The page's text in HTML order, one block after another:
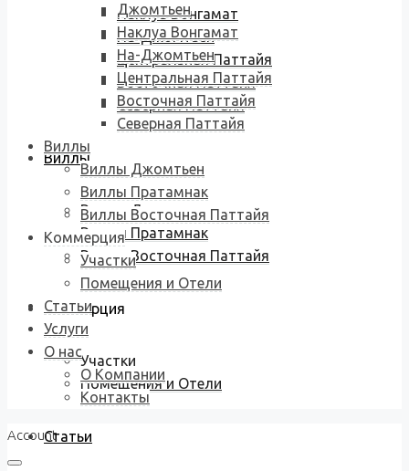
Наклуа Вонгамат
На-Джомтьен
Центральная Паттайя
Восточная Паттайя
Северная Паттайя
Виллы
Виллы Джомтьен
Виллы Пратамнак
Виллы Восточная Паттайя
Коммерция
Участки
Помещения и Отели
Статьи
Джомтьен
Наклуа Вонгамат
На-Джомтьен
Центральная Паттайя
Восточная Паттайя
Северная Паттайя
Виллы
Виллы Джомтьен
Виллы Пратамнак
Виллы Восточная Паттайя
Коммерция
Участки
Помещения и Отели
Статьи
Услуги
О нас
О Компании
Контакты
Account